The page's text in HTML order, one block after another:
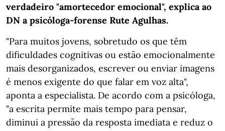
verdadeiro "amortecedor emocional", explica ao
DN a psicóloga-forense Rute Agulhas.
"Para muitos jovens, sobretudo os que têm
dificuldades cognitivas ou estão emocionalmente
mais desorganizados, escrever ou enviar imagens
é menos exigente do que falar em voz alta",
aponta a especialista. De acordo com a psicóloga,
"a escrita permite mais tempo para pensar,
diminui a pressão da resposta imediata e reduz o